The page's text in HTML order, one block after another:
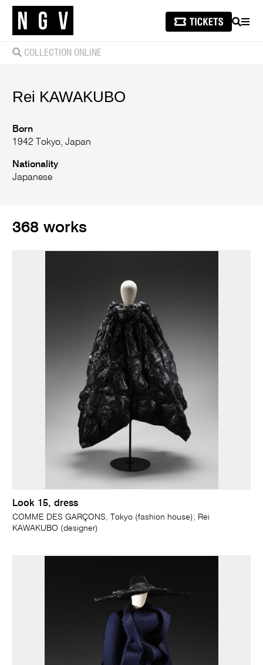
SEARCH
COLLECTION ONLINE
Rei KAWAKUBO
Born
1942 Tokyo, Japan
Nationality
Japanese
368 works
Look 15, dress
COMME DES GARÇONS, Tokyo (fashion house); Rei
KAWAKUBO (designer)